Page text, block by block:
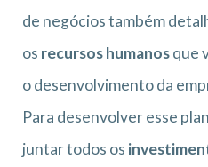
de negócios também
os recursos humanosque
o desenvolvimento da
Para desenvolver esse
juntar todos os